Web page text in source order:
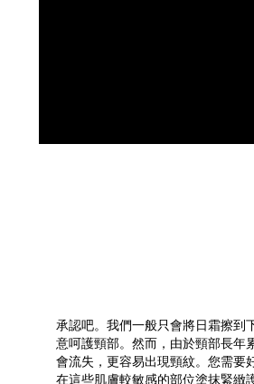
承認吧。我們一般只會將日霜擦到
意呵護頸部。然而，由於頸部長年
會流失，更容易出現頸紋。您需要
在這些肌膚較敏感的部位塗抹緊緻